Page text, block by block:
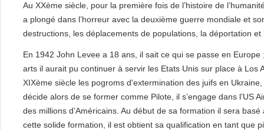
Au XXème siècle, pour la première fois de l’histoire de
a plongé dans l’horreur avec la deuxième guerre mondiale et
destructions, les déplacements de populations, la déportation et
En 1942 John Levee a 18 ans, il sait ce qui se passe en
arts il aurait pu continuer à servir les Etats Unis sur place à
XIXème siècle les pogroms d'extermination des juifs en
décide alors de se former comme Pilote, il s’engage dans l’US
des millions d’Américains. Au début de sa formation il sera
cette solide formation, il est obtient sa qualification en tant que